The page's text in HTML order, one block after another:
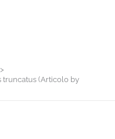
truncatus (Articolo by